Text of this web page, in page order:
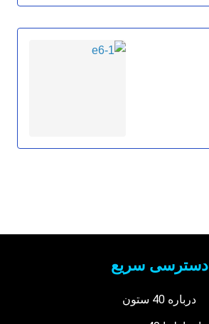
دسترسی سریع
درباره 40 ستون